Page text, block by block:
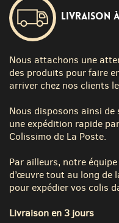
Livraison
Nous attachons une
des produits pour faire
arriver chez nos clients
Nous disposons ainsi
une expédition rapide
Colissimo de La Poste.
Par ailleurs, notre
d’œuvre tout au long de
pour expédier vos colis
Livraison en 3 jours